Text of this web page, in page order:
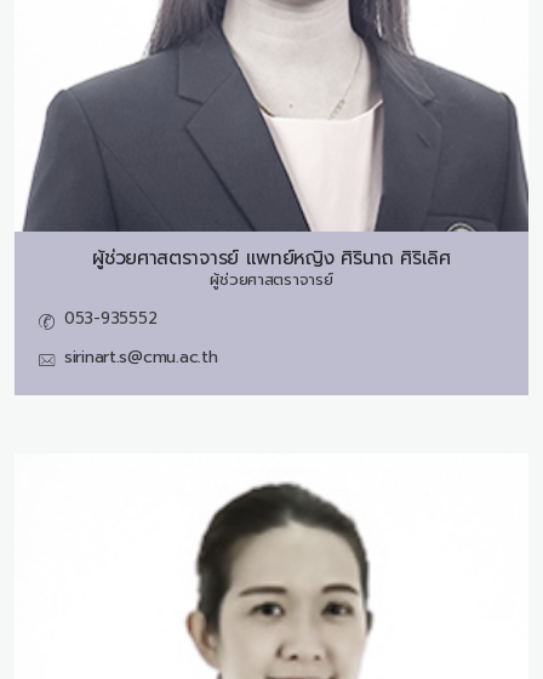
ผู้ช่วยศาสตราจารย์ แพทย์หญิง ศิรินาถ ศิริเลิศ
ผู้ช่วยศาสตราจารย์
053-935552
sirinart.s@cmu.ac.th